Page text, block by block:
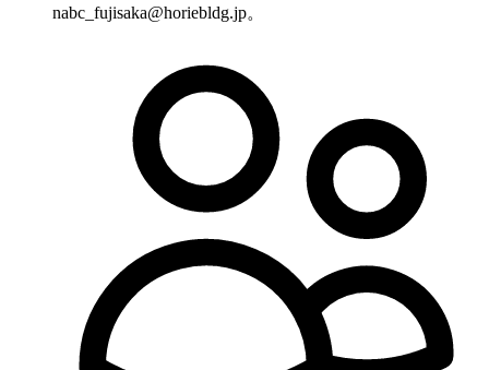
nabc_fujisaka@horiebldg.jp。